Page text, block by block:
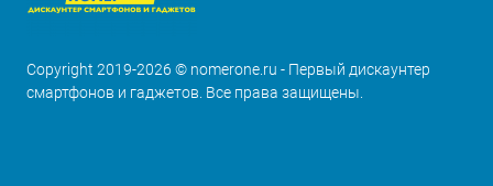
Copyright 2019-2026 © nomerone.ru - Первый дискаунтер
смартфонов и гаджетов. Все права защищены.